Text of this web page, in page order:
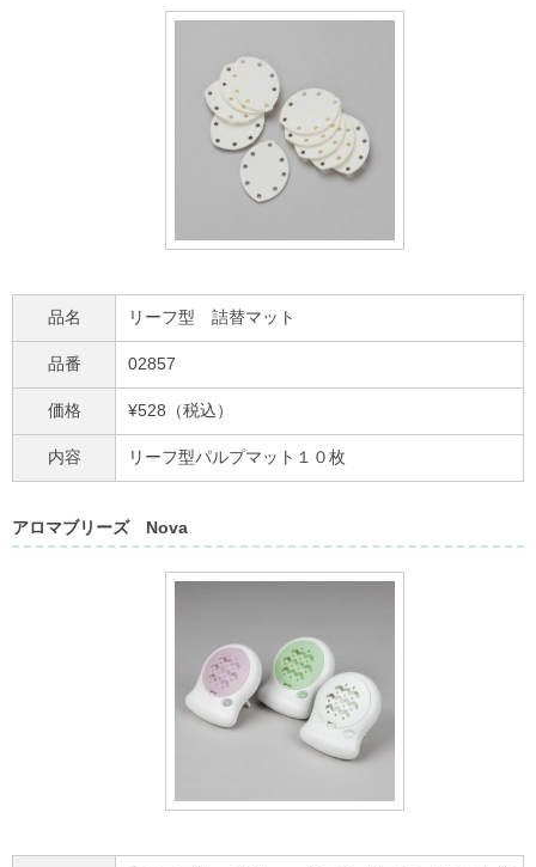
品名 リーフ型 詰替マット
品番 02857
価格 ¥528（税込）
内容 リーフ型パルプマット１０枚
アロマブリーズ Nova